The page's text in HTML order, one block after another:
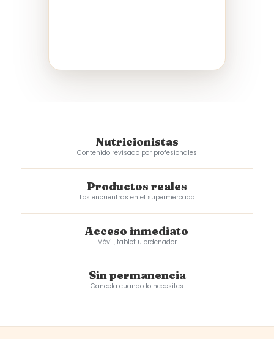
Nutricionistas
Contenido revisado por profesionales
Productos reales
Los encuentras en el supermercado
Acceso inmediato
Móvil, tablet u ordenador
Sin permanencia
Cancela cuando lo necesites